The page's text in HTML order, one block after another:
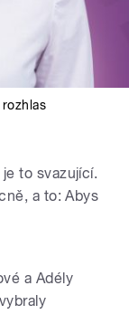
to svazující.
a to: Abys
a Adély